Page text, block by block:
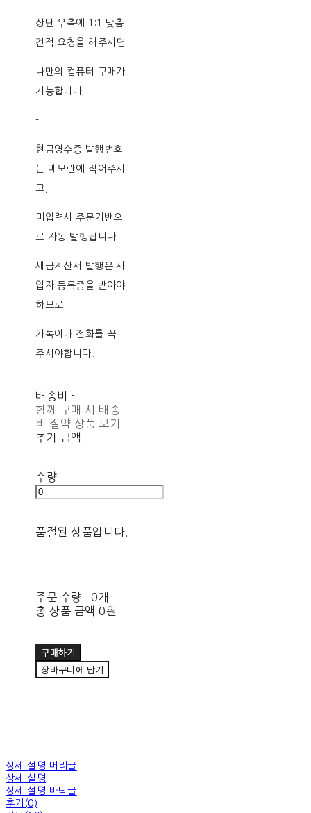
상단 우측에 1:1 맞춤
견적 요청을 해주시면
나만의 컴퓨터 구매가
가능합니다.
-
현금영수증 발행번호
는 메모란에 적어주시
고,
미입력시 주문기반으
로 자동 발행됩니다.
세금계산서 발행은 사
업자 등록증을 받아야
하므로
카톡이나 전화를 꼭
주셔야합니다.
배송비 -
함께 구매 시 배송
비 절약 상품 보기
추가 금액
수량
품절된 상품입니다.
주문 수량
0개
총 상품 금액 0원
구매하기
장바구니에 담기
상세 설명 머리글
상세 설명
상세 설명 바닥글
후기(0)